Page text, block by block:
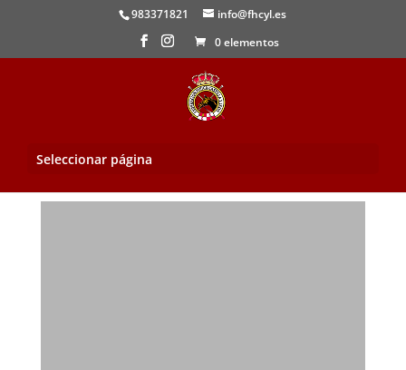
983371821
info@fhcyl.es
0 elementos
Seleccionar página